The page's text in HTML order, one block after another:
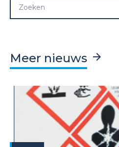
Meer nieuws